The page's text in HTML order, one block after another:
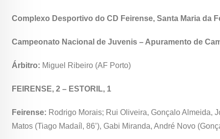
Complexo Desportivo do CD Feirense, Santa Maria da
Campeonato Nacional de Juvenis – Apuramento de
Árbitro: Miguel Ribeiro (AF Porto)
FEIRENSE, 2 – ESTORIL, 1
Feirense: Rodrigo Morais; Rui Oliveira, Gonçalo Almeida,
Matos (Tiago Madaíl, 86’), Gabi Miranda, André Novo